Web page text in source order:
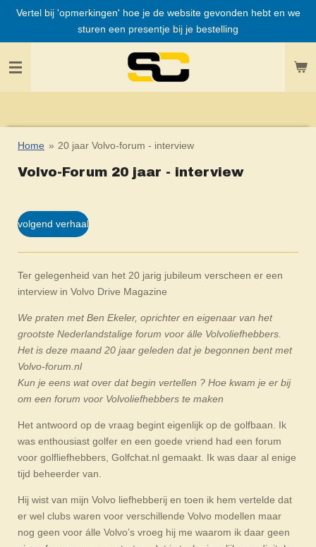
Ga
de
Vertel bij 'opmerkingen' hoe je de website gevonden hebt en we
sturen een presentje bij je bestelling
Home » 20 jaar Volvo-forum - interview
Volvo-Forum 20 jaar - interview
volgend verhaal
Ter gelegenheid van het 20 jarig jubileum verscheen er een
interview in Volvo Drive Magazine
We praten met Ben Ekeler, oprichter en eigenaar van het
grootste Nederlandstalige forum voor álle Volvoliefhebbers.
Het is deze maand 20 jaar geleden dat je begonnen bent met
Volvo-forum.nl
Kun je eens wat over dat begin vertellen ? Hoe kwam je er bij
om een forum voor Volvoliefhebbers te maken
Het antwoord op de vraag begint eigenlijk op de golfbaan. Ik
was enthousiast golfer en een goede vriend had een forum
voor golfliefhebbers, Golfchat.nl gemaakt. Ik was daar al enige
tijd beheerder van.
Hij wist van mijn Volvo liefhebberij en toen ik hem vertelde dat
er wel clubs waren voor verschillende Volvo modellen maar
nog geen voor álle Volvo’s vroeg hij me waarom ik daar geen